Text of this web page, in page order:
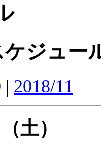
ケジュー
| 2018/11
土）